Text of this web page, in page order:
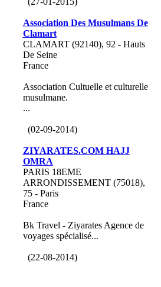
Association Des Musulmans De
Clamart
CLAMART (92140), 92 - Hauts
De Seine
France
Association Cultuelle et culturelle
musulmane.
...
(02-09-2014)
ZIYARATES.COM HAJJ
OMRA
PARIS 18EME
ARRONDISSEMENT (75018),
75 - Paris
France
Bk Travel - Ziyarates Agence de
voyages spécialisé...
(22-08-2014)